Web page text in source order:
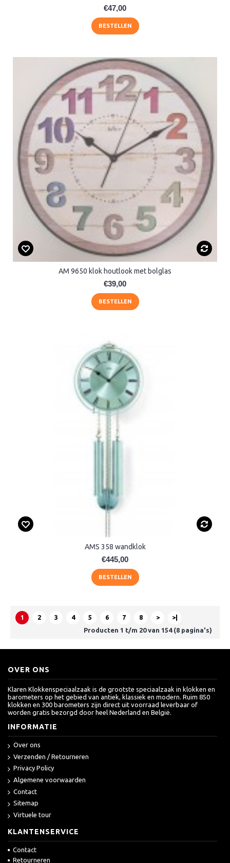
€47,00
BESTELLEN
AM 9650 klok houtlook met bolglas
€39,00
BESTELLEN
AMS 358 wandklok
€445,00
BESTELLEN
1 2 3 4 5 6 7 8 >
>|
Producten 1 t/m 20 van 154 (8 pagina's)
OVER ONS
Klaren Klokkenspeciaalzaak is de grootste speciaalzaak in klokken en
barometers op het gebied van antiek, klassiek en modern. Ruim 850
klokken en 300 barometers zijn direct uit voorraad leverbaar of
worden gratis bezorgd door heel Nederland en België.
INFORMATIE
Over ons
Verzenden / Retourneren
Privacy Policy
Algemene voorwaarden
Contact
Sitemap
Virtuele tour
KLANTENSERVICE
Contact
Retourneren